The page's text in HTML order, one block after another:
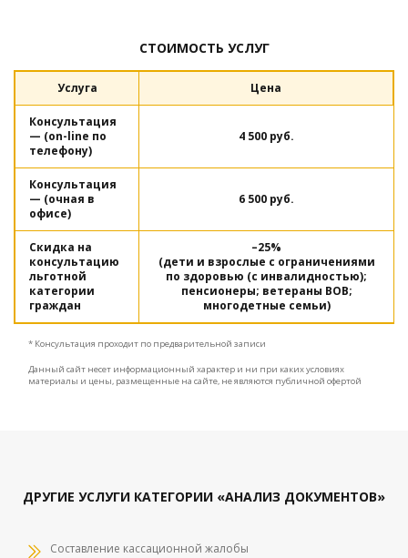
СТОИМОСТЬ УСЛУГ
Услуга Цена
Консультация
— (on-line по
телефону)
4 500 руб.
Консультация
— (очная в
офисе)
6 500 руб.
Скидка на
консультацию
льготной
категории
граждан
–25%
(дети и взрослые с ограничениями
по здоровью (с инвалидностью);
пенсионеры; ветераны ВОВ;
многодетные семьи)
* Консультация проходит по предварительной записи
Данный сайт несет информационный характер и ни при каких условиях
материалы и цены, размещенные на сайте, не являются публичной офертой
ДРУГИЕ УСЛУГИ КАТЕГОРИИ «АНАЛИЗ ДОКУМЕНТОВ»
Составление кассационной жалобы